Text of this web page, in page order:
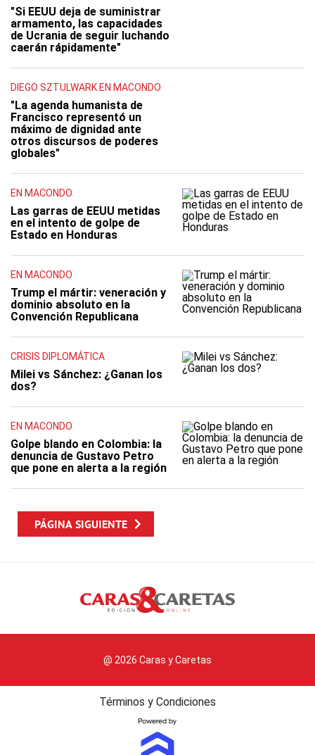
"Si EEUU deja de suministrar
armamento, las capacidades
de Ucrania de seguir luchando
caerán rápidamente"
DIEGO SZTULWARK EN MACONDO
"La agenda humanista de
Francisco representó un
máximo de dignidad ante
otros discursos de poderes
globales"
EN MACONDO
Las garras de EEUU metidas
en el intento de golpe de
Estado en Honduras
EN MACONDO
Trump el mártir: veneración y
dominio absoluto en la
Convención Republicana
CRISIS DIPLOMÁTICA
Milei vs Sánchez: ¿Ganan los
dos?
EN MACONDO
Golpe blando en Colombia: la
denuncia de Gustavo Petro
que pone en alerta a la región
PÁGINA SIGUIENTE
@ 2026 Caras y Caretas
Términos y Condiciones